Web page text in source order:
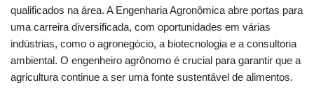
qualificados na área. A Engenharia Agronômica abre portas para
uma carreira diversificada, com oportunidades em várias
indústrias, como o agronegócio, a biotecnologia e a consultoria
ambiental. O engenheiro agrônomo é crucial para garantir que a
agricultura continue a ser uma fonte sustentável de alimentos.